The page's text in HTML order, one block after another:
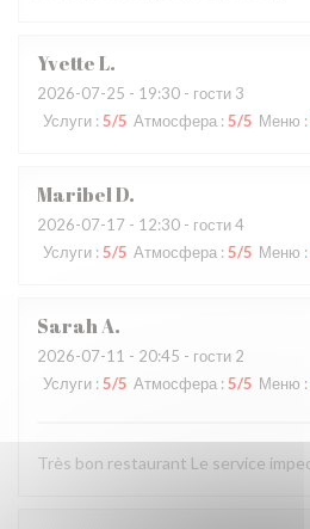
YvetteL
2026-07-25 - 19:30 - гости 3
Услуги : 5/5 Атмосфера : 5/5 Меню :
MaribelD
2026-07-17 - 12:30 - гости 4
Услуги : 5/5 Атмосфера :5/5 Меню :
SarahA
2026-07-11 - 20:45 - гости 2
Услуги : 5/5 Атмосфера : 5/5 Меню :
Très bon restaurant Le service